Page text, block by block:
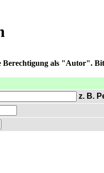
Berechtigung als "Autor".
z. B.